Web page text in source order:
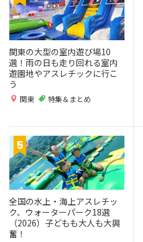
関東の大型の室内遊び場10
選！雨の日も走り回れる室内
遊園地やアスレチックに行こ
う
関東 特集＆まとめ
全国の水上・海上アスレチッ
ク、ウォーターパーク18選
（2026）子どもも大人も大興
奮！